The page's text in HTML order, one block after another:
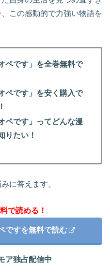
この感動的で力強い物語を
ペです」を全巻無料で
ペです」を安く購入で
ペです」ってどんな漫
りたい！
に答えます。
で読める！
ですを無料で読む
ア独占配信中